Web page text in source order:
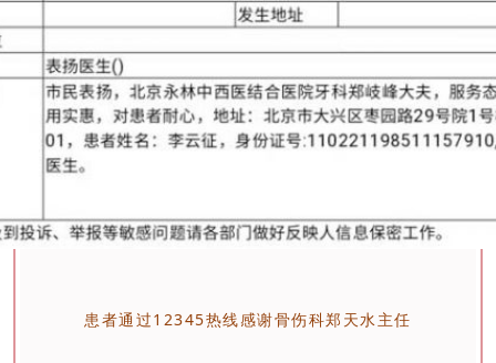
患者通过12345热线感谢骨伤科郑天水主任